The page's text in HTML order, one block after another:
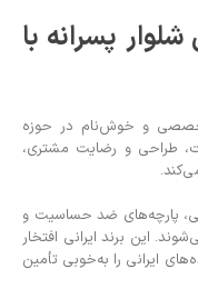
پسرانه با
تخصصی و خوش‌نام در حوزه
طراحی و رضایت مشتری،
پسرانه سیلکا با نخ ۱۰۰٪ طبیعی، پارچه‌های ضد حساسیت و
این برند ایرانی افتخار
ایرانی را به‌خوبی تأمین